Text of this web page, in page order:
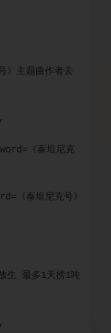
《泰坦尼克
《泰坦尼克号》